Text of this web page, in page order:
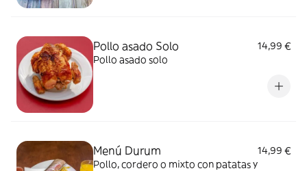
Pollo asado Solo
14,99 €
Pollo asado solo
Menú Durum
14,99 €
Pollo, cordero o mixto con patatas y